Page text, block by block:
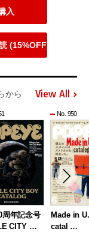
入
(15%OFF)
から View All
周年記念号
CITY …
No. 950
Made in
catal …